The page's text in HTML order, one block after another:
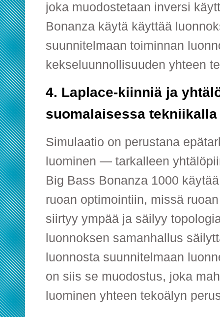
joka muodostetaan inversi
Bonanza käytä käyttää
suunnitelmaan toiminnan
kekseluunnollisuuden yhteen
4. Laplace-kiinniä ja
suomalaisessa tekniikalla
Simulaatio on perustana
luominen — tarkalleen
Big Bass Bonanza 1000
ruoan optimointiin, missä
siirtyy ympää ja säilyy
luonnoksen samanhallus
luonnosta suunnitelmaan
on siis se muodostus, joka
luominen yhteen tekoälyn